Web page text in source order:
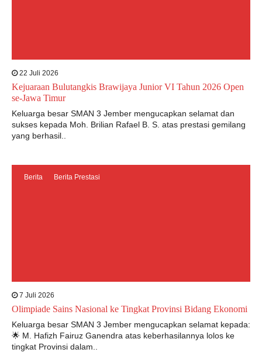
22 Juli 2026
Kejuaraan Bulutangkis Brawijaya Junior VI Tahun 2026 Open
se-Jawa Timur
Keluarga besar SMAN 3 Jember mengucapkan selamat dan
sukses kepada Moh. Brilian Rafael B. S. atas prestasi gemilang
yang berhasil..
Berita Berita Prestasi
7 Juli 2026
Olimpiade Sains Nasional ke Tingkat Provinsi Bidang Ekonomi
Keluarga besar SMAN 3 Jember mengucapkan selamat kepada:
🌟 M. Hafizh Fairuz Ganendra atas keberhasilannya lolos ke
tingkat Provinsi dalam..